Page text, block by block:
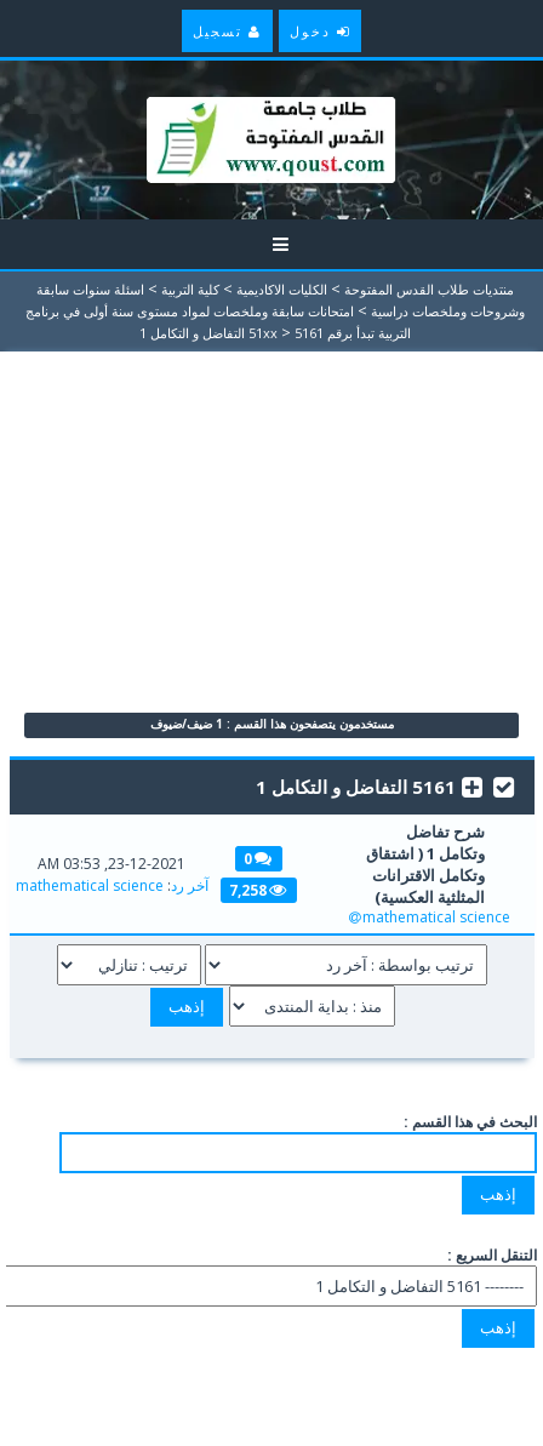
دخول تسجيل
منتديات طلاب القدس المفتوحة > الكليات الاكاديمية > كلية التربية > اسئلة سنوات سابقة
وشروحات وملخصات دراسية > امتحانات سابقة وملخصات لمواد مستوى سنة أولى في برنامج
التربية تبدأ برقم 51xx
> 5161 التفاضل و التكامل 1
مستخدمون يتصفحون هذا القسم : 1 ضيف/ضيوف
5161 التفاضل و التكامل 1
شرح تفاضل
وتكامل 1 ( اشتقاق
وتكامل الاقترانات
المثلثية العكسية)
mathematical science
0
7,258
23-12-2021, 03:53 AM
آخر رد:
mathematical science
البحث في هذا القسم :
التنقل السريع :